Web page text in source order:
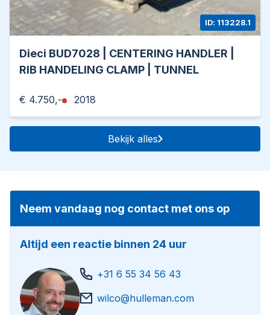
Dieci BUD7028 | CENTERING HANDLER |
RIB HANDELING CLAMP | TUNNEL
€ 4.750,- 2018
ID: 113228.1
Bekijk alles
Neem vandaag nog contact met ons op
Altijd een reactie binnen 24 uur
+31 6 55 34 56 43
wilco@hulleman.com